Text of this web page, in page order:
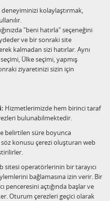
deneyiminizi kolaylaştırmak,
"beni hatırla" seçeneğini
ve bir sonraki site
kalmadan sizi hatırlar. Aynı
Ülke seçimi, yapmış
ziyaretinizi sizin için
Hizmetlerimizde hem birinci taraf
bulunabilmektedir.
belirtilen süre boyunca
söz konusu çerezi oluşturan web
sitesi operatörlerinin bir tarayıcı
bağlamasına izin verir. Bir
penceresini açtığında başlar ve
Oturum çerezleri geçici olarak